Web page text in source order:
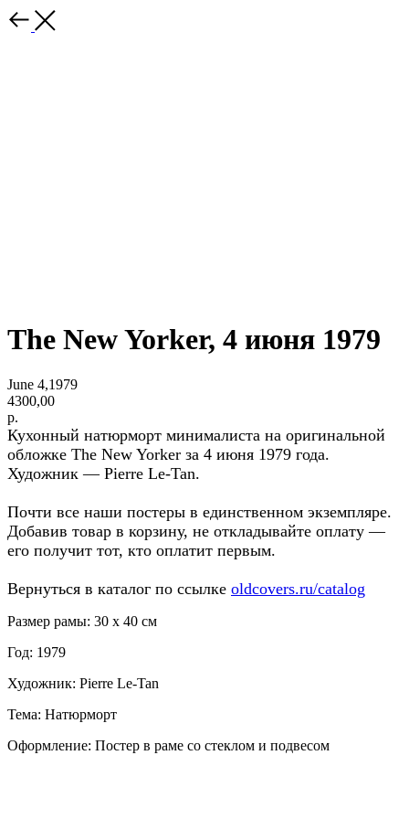
The New Yorker, 4 июня 1979
June 4,1979
4300,00
р.
Кухонный натюрморт минималиста на оригинальной
обложке The New Yorker за 4 июня 1979 года.
Художник — Pierre Le-Tan.
Почти все наши постеры в единственном экземпляре.
Добавив товар в корзину, не откладывайте оплату —
его получит тот, кто оплатит первым.
Вернуться в каталог по ссылке oldcovers.ru/catalog
Размер рамы: 30 x 40 см
Год: 1979
Художник: Pierre Le-Tan
Тема: Натюрморт
Оформление: Постер в раме со стеклом и подвесом